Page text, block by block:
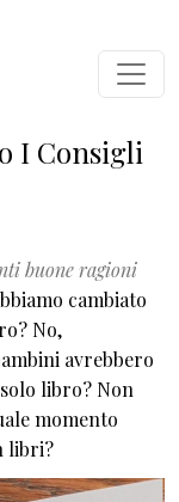
I Consigli
buone ragioni
cambiato
No,
avrebbero
libro? Non
momento
libri?